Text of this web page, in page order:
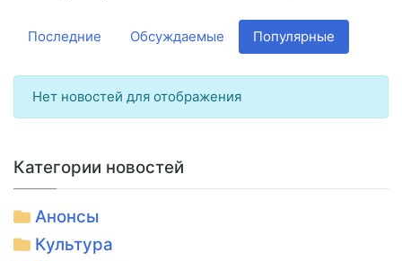
Последние Обсуждаемые Популярные
Нет новостей для отображения
Категории новостей
Анонсы
Культура